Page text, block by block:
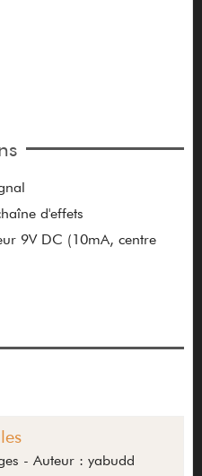
d'effets
9V DC (10mA, centre
- Auteur : yabudd